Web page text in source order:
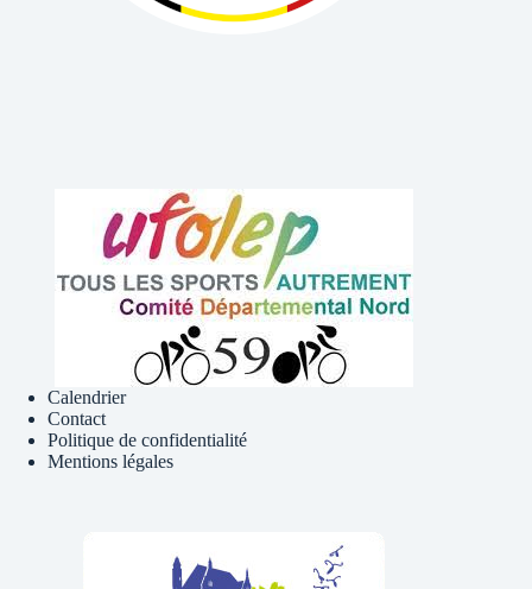
Calendrier
Contact
Politique de confidentialité
Mentions légales